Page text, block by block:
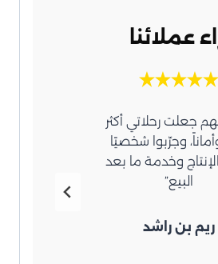
عملائنا
جعلت رحلاتي أكثر
وجرّبوا شخصيًا
وخدمة ما بعد
البيع”
ريم بن راشد